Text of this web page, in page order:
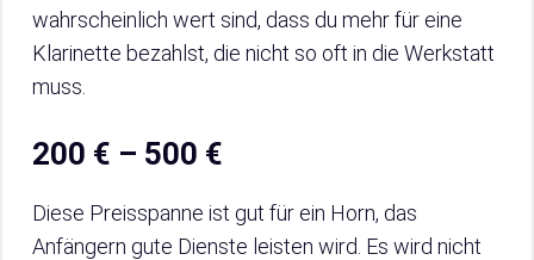
wahrscheinlich wert sind, dass du mehr für eine
Klarinette bezahlst, die nicht so oft in die Werkstatt
muss.
200 € – 500 €
Diese Preisspanne ist gut für ein Horn, das
Anfängern gute Dienste leisten wird. Es wird nicht